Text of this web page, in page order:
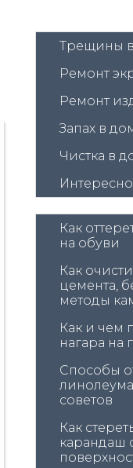
Трещины
Ремонт
Ремонт
Запах в
Чистка в
Как
на обуви
Как
цемента,
методы
Как и чем
нагара на
Способы
советов
Как
карандаш